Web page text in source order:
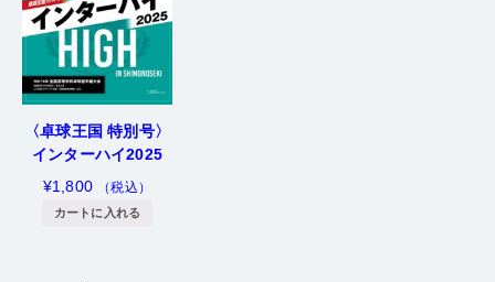
〈卓球王国 特別号〉
インターハイ2025
¥1,800 （税込）
カートに入れる